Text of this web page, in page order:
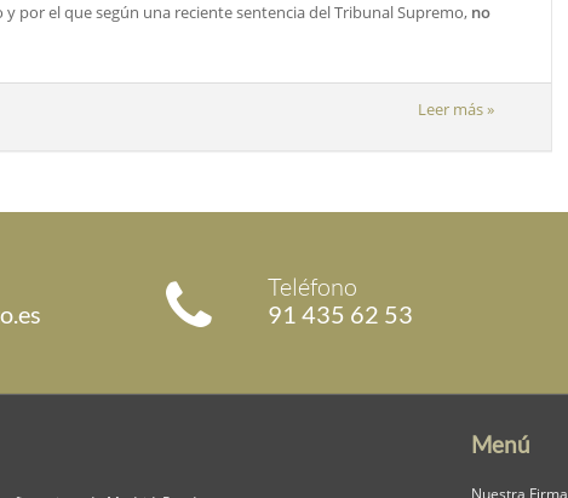
por el que según una reciente sentencia del Tribunal Supremo, no
Leer más »
Teléfono
91 435 62 53
Menú
Nuestra Firma